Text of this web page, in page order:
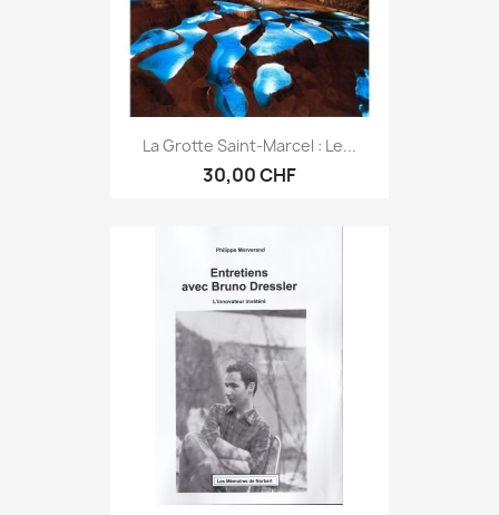
La Grotte Saint-Marcel : Le...
30,00 CHF